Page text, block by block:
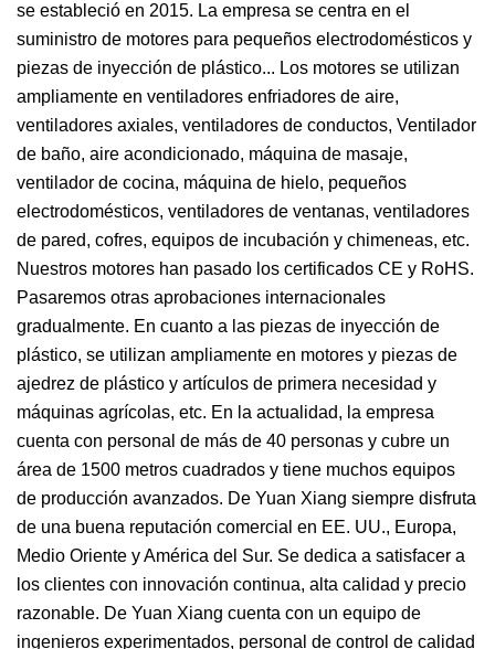
se estableció en 2015. La empresa se centra en el
suministro de motores para pequeños electrodomésticos y
piezas de inyección de plástico... Los motores se utilizan
ampliamente en ventiladores enfriadores de aire,
ventiladores axiales, ventiladores de conductos, Ventilador
de baño, aire acondicionado, máquina de masaje,
ventilador de cocina, máquina de hielo, pequeños
electrodomésticos, ventiladores de ventanas, ventiladores
de pared, cofres, equipos de incubación y chimeneas, etc.
Nuestros motores han pasado los certificados CE y RoHS.
Pasaremos otras aprobaciones internacionales
gradualmente. En cuanto a las piezas de inyección de
plástico, se utilizan ampliamente en motores y piezas de
ajedrez de plástico y artículos de primera necesidad y
máquinas agrícolas, etc. En la actualidad, la empresa
cuenta con personal de más de 40 personas y cubre un
área de 1500 metros cuadrados y tiene muchos equipos
de producción avanzados. De Yuan Xiang siempre disfruta
de una buena reputación comercial en EE. UU., Europa,
Medio Oriente y América del Sur. Se dedica a satisfacer a
los clientes con innovación continua, alta calidad y precio
razonable. De Yuan Xiang cuenta con un equipo de
ingenieros experimentados, personal de control de calidad